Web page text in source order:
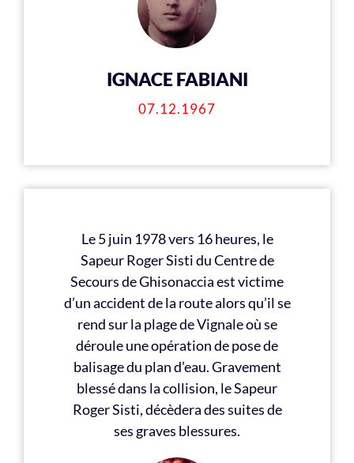
IGNACE FABIANI
07.12.1967
Le 5 juin 1978 vers 16 heures, le
Sapeur Roger Sisti du Centre de
Secours de Ghisonaccia est victime
d’un accident de la route alors qu’il se
rend sur la plage de Vignale où se
déroule une opération de pose de
balisage du plan d’eau. Gravement
blessé dans la collision, le Sapeur
Roger Sisti, décèdera des suites de
ses graves blessures.